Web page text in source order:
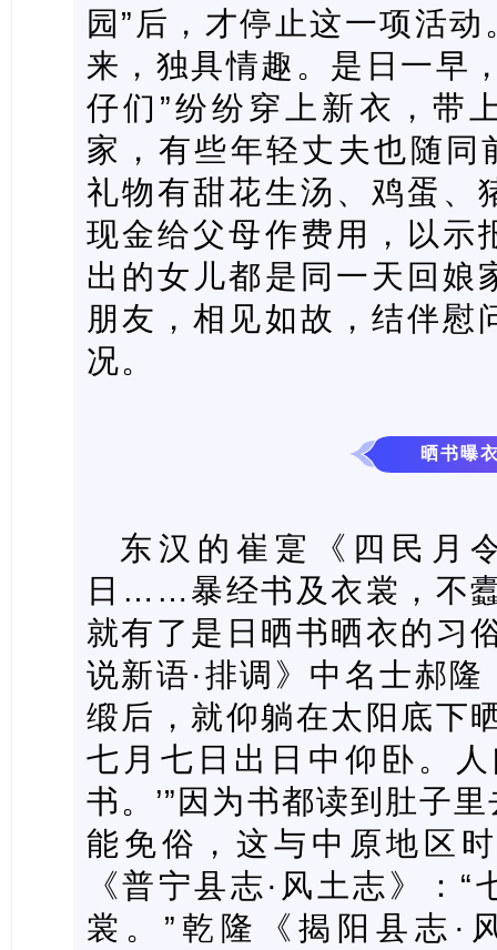
园”后，才停止这一项活
来，独具情趣。是日一早
仔们”纷纷穿上新衣，带
家，有些年轻丈夫也随同
礼物有甜花生汤、鸡蛋、
现金给父母作费用，以示
出的女儿都是同一天回娘
朋友，相见如故，结伴慰
况。
晒书曝
东汉的崔寔《四民月
日……暴经书及衣裳，不
就有了是日晒书晒衣的习
说新语·排调》中名士郝
缎后，就仰躺在太阳底下
七月七日出日中仰卧。
书。’”因为书都读到肚子
能免俗，这与中原地区
《普宁县志·风土志》：
裳。”乾隆《揭阳县志·